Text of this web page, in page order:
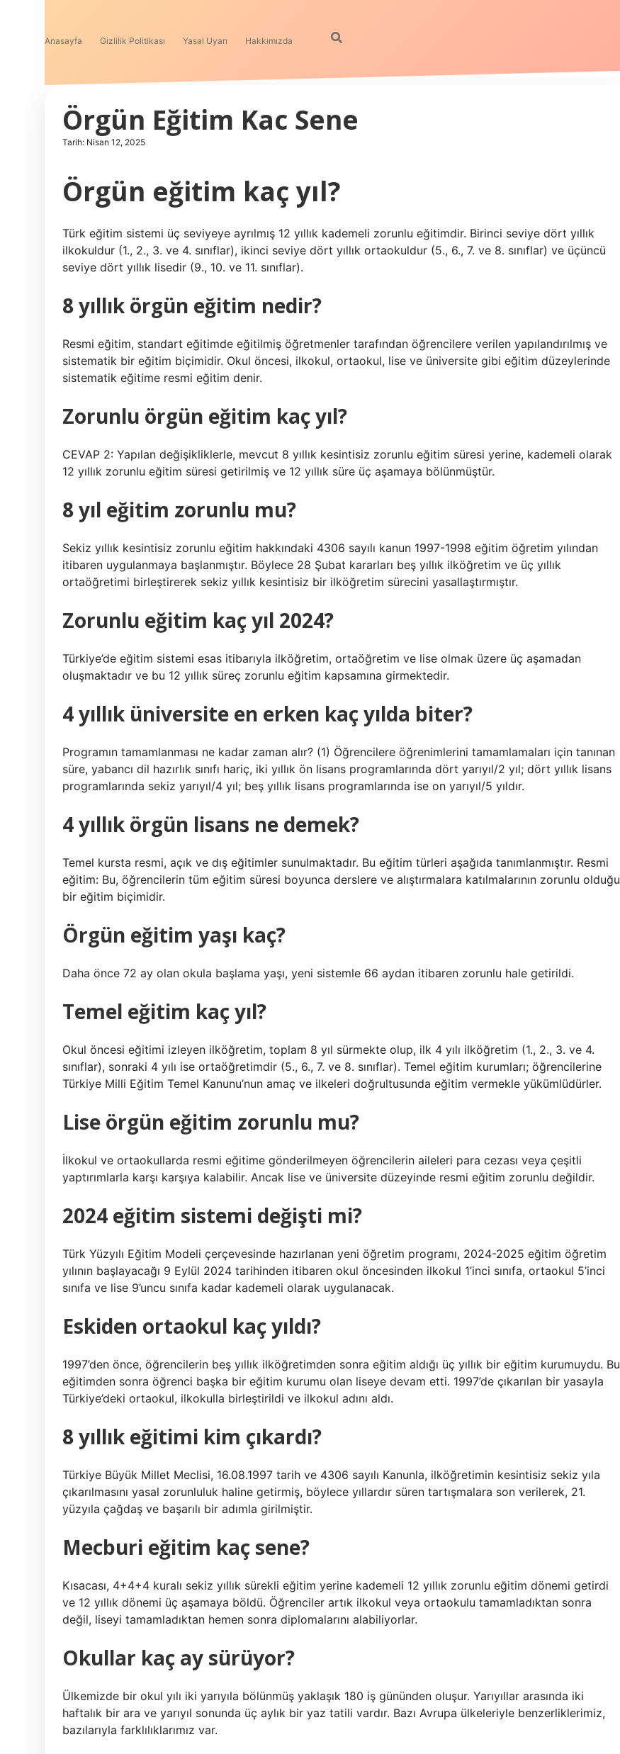
Anasayfa Gizlilik Politikası Yasal Uyarı Hakkımızda
Örgün Eğitim Kac Sene
Tarih: Nisan 12, 2025
Örgün eğitim kaç yıl?
Türk eğitim sistemi üç seviyeye ayrılmış 12 yıllık kademeli zorunlu eğitimdir. Birinci seviye dört yıllık
ilkokuldur (1., 2., 3. ve 4. sınıflar), ikinci seviye dört yıllık ortaokuldur (5., 6., 7. ve 8. sınıflar) ve üçüncü
seviye dört yıllık lisedir (9., 10. ve 11. sınıflar).
8 yıllık örgün eğitim nedir?
Resmi eğitim, standart eğitimde eğitilmiş öğretmenler tarafından öğrencilere verilen yapılandırılmış ve
sistematik bir eğitim biçimidir. Okul öncesi, ilkokul, ortaokul, lise ve üniversite gibi eğitim düzeylerinde
sistematik eğitime resmi eğitim denir.
Zorunlu örgün eğitim kaç yıl?
CEVAP 2: Yapılan değişikliklerle, mevcut 8 yıllık kesintisiz zorunlu eğitim süresi yerine, kademeli olarak
12 yıllık zorunlu eğitim süresi getirilmiş ve 12 yıllık süre üç aşamaya bölünmüştür.
8 yıl eğitim zorunlu mu?
Sekiz yıllık kesintisiz zorunlu eğitim hakkındaki 4306 sayılı kanun 1997-1998 eğitim öğretim yılından
itibaren uygulanmaya başlanmıştır. Böylece 28 Şubat kararları beş yıllık ilköğretim ve üç yıllık
ortaöğretimi birleştirerek sekiz yıllık kesintisiz bir ilköğretim sürecini yasallaştırmıştır.
Zorunlu eğitim kaç yıl 2024?
Türkiye’de eğitim sistemi esas itibarıyla ilköğretim, ortaöğretim ve lise olmak üzere üç aşamadan
oluşmaktadır ve bu 12 yıllık süreç zorunlu eğitim kapsamına girmektedir.
4 yıllık üniversite en erken kaç yılda biter?
Programın tamamlanması ne kadar zaman alır? (1) Öğrencilere öğrenimlerini tamamlamaları için tanınan
süre, yabancı dil hazırlık sınıfı hariç, iki yıllık ön lisans programlarında dört yarıyıl/2 yıl; dört yıllık lisans
programlarında sekiz yarıyıl/4 yıl; beş yıllık lisans programlarında ise on yarıyıl/5 yıldır.
4 yıllık örgün lisans ne demek?
Temel kursta resmi, açık ve dış eğitimler sunulmaktadır. Bu eğitim türleri aşağıda tanımlanmıştır. Resmi
eğitim: Bu, öğrencilerin tüm eğitim süresi boyunca derslere ve alıştırmalara katılmalarının zorunlu olduğu
bir eğitim biçimidir.
Örgün eğitim yaşı kaç?
Daha önce 72 ay olan okula başlama yaşı, yeni sistemle 66 aydan itibaren zorunlu hale getirildi.
Temel eğitim kaç yıl?
Okul öncesi eğitimi izleyen ilköğretim, toplam 8 yıl sürmekte olup, ilk 4 yılı ilköğretim (1., 2., 3. ve 4.
sınıflar), sonraki 4 yılı ise ortaöğretimdir (5., 6., 7. ve 8. sınıflar). Temel eğitim kurumları; öğrencilerine
Türkiye Milli Eğitim Temel Kanunu’nun amaç ve ilkeleri doğrultusunda eğitim vermekle yükümlüdürler.
Lise örgün eğitim zorunlu mu?
İlkokul ve ortaokullarda resmi eğitime gönderilmeyen öğrencilerin aileleri para cezası veya çeşitli
yaptırımlarla karşı karşıya kalabilir. Ancak lise ve üniversite düzeyinde resmi eğitim zorunlu değildir.
2024 eğitim sistemi değişti mi?
Türk Yüzyılı Eğitim Modeli çerçevesinde hazırlanan yeni öğretim programı, 2024-2025 eğitim öğretim
yılının başlayacağı 9 Eylül 2024 tarihinden itibaren okul öncesinden ilkokul 1’inci sınıfa, ortaokul 5’inci
sınıfa ve lise 9’uncu sınıfa kadar kademeli olarak uygulanacak.
Eskiden ortaokul kaç yıldı?
1997’den önce, öğrencilerin beş yıllık ilköğretimden sonra eğitim aldığı üç yıllık bir eğitim kurumuydu. Bu
eğitimden sonra öğrenci başka bir eğitim kurumu olan liseye devam etti. 1997’de çıkarılan bir yasayla
Türkiye’deki ortaokul, ilkokulla birleştirildi ve ilkokul adını aldı.
8 yıllık eğitimi kim çıkardı?
Türkiye Büyük Millet Meclisi, 16.08.1997 tarih ve 4306 sayılı Kanunla, ilköğretimin kesintisiz sekiz yıla
çıkarılmasını yasal zorunluluk haline getirmiş, böylece yıllardır süren tartışmalara son verilerek, 21.
yüzyıla çağdaş ve başarılı bir adımla girilmiştir.
Mecburi eğitim kaç sene?
Kısacası, 4+4+4 kuralı sekiz yıllık sürekli eğitim yerine kademeli 12 yıllık zorunlu eğitim dönemi getirdi
ve 12 yıllık dönemi üç aşamaya böldü. Öğrenciler artık ilkokul veya ortaokulu tamamladıktan sonra
değil, liseyi tamamladıktan hemen sonra diplomalarını alabiliyorlar.
Okullar kaç ay sürüyor?
Ülkemizde bir okul yılı iki yarıyıla bölünmüş yaklaşık 180 iş gününden oluşur. Yarıyıllar arasında iki
haftalık bir ara ve yarıyıl sonunda üç aylık bir yaz tatili vardır. Bazı Avrupa ülkeleriyle benzerliklerimiz,
bazılarıyla farklılıklarımız var.